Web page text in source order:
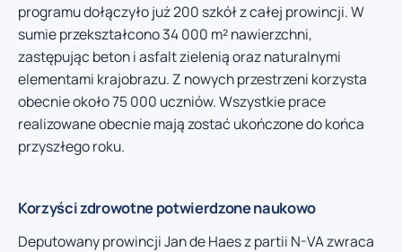
programu dołączyło już 200 szkół z całej prowincji. W
sumie przekształcono 34 000 m² nawierzchni,
zastępując beton i asfalt zielenią oraz naturalnymi
elementami krajobrazu. Z nowych przestrzeni korzysta
obecnie około 75 000 uczniów. Wszystkie prace
realizowane obecnie mają zostać ukończone do końca
przyszłego roku.
Korzyści zdrowotne potwierdzone naukowo
Deputowany prowincji Jan de Haes z partii N-VA zwraca